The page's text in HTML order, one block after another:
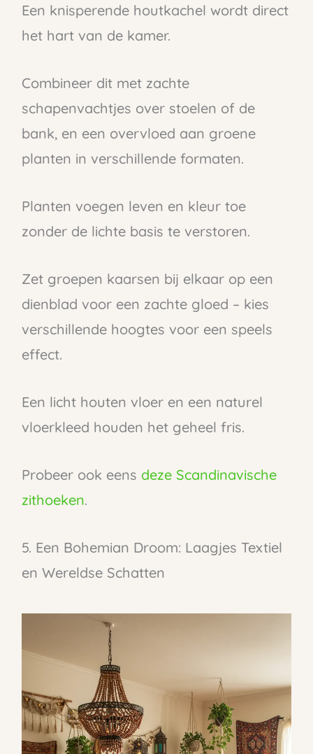
Een knisperende houtkachel wordt direct
het hart van de kamer.
Combineer dit met zachte
schapenvachtjes over stoelen of de
bank, en een overvloed aan groene
planten in verschillende formaten.
Planten voegen leven en kleur toe
zonder de lichte basis te verstoren.
Zet groepen kaarsen bij elkaar op een
dienblad voor een zachte gloed – kies
verschillende hoogtes voor een speels
effect.
Een licht houten vloer en een naturel
vloerkleed houden het geheel fris.
Probeer ook eens deze Scandinavische
zithoeken.
5. Een Bohemian Droom: Laagjes Textiel
en Wereldse Schatten